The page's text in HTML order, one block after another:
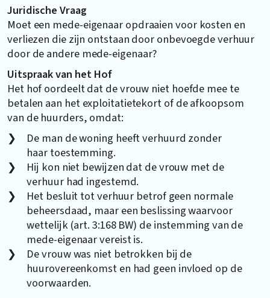
Juridische Vraag
Moet een mede-eigenaar opdraaien voor kosten en
verliezen die zijn ontstaan door onbevoegde verhuur
door de andere mede-eigenaar?
Uitspraak van het Hof
Het hof oordeelt dat de vrouw niet hoefde mee te
betalen aan het exploitatietekort of de afkoopsom
van de huurders, omdat:
De man de woning heeft verhuurd zonder
haar toestemming.
Hij kon niet bewijzen dat de vrouw met de
verhuur had ingestemd.
Het besluit tot verhuur betrof geen normale
beheersdaad, maar een beslissing waarvoor
wettelijk (art. 3:168 BW) de instemming van de
mede-eigenaar vereist is.
De vrouw was niet betrokken bij de
huurovereenkomst en had geen invloed op de
voorwaarden.